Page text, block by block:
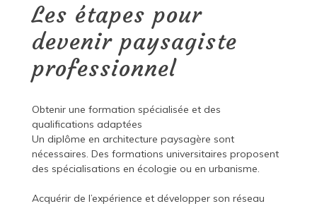
Les étapes pour
devenir paysagiste
professionnel
Obtenir une formation spécialisée et des
qualifications adaptées
Un diplôme en architecture paysagère sont
nécessaires. Des formations universitaires proposent
des spécialisations en écologie ou en urbanisme.
Acquérir de l’expérience et développer son réseau